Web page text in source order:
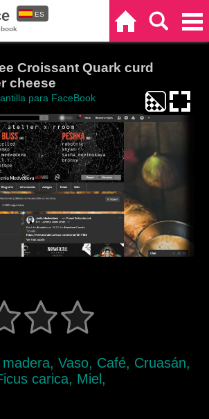
ES
Croissant Quark curd
cheese
para FaceBook
Vaso, Café, Cruasán,
carica, Miel,